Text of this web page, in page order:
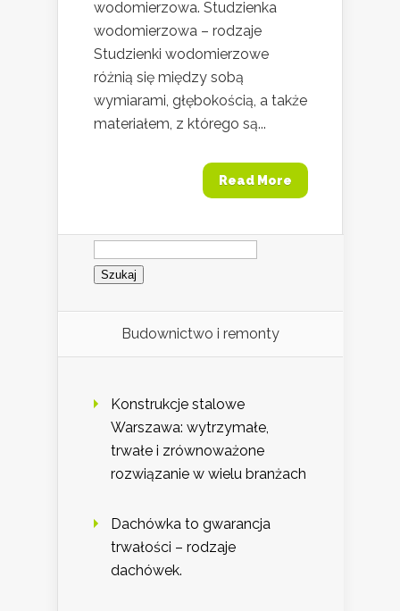
wodomierzowa. Studzienka
wodomierzowa – rodzaje
Studzienki wodomierzowe
różnią się między sobą
wymiarami, głębokością, a także
materiałem, z którego są...
Read More
Szukaj:
Budownictwo i remonty
Konstrukcje stalowe
Warszawa: wytrzymałe,
trwałe i zrównoważone
rozwiązanie w wielu branżach
Dachówka to gwarancja
trwałości – rodzaje
dachówek.